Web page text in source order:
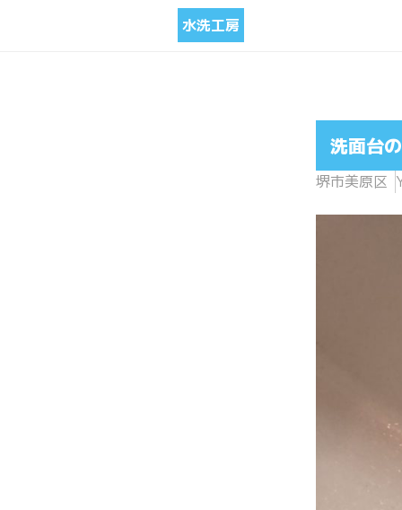
水洗工房
洗面台
堺市美原区